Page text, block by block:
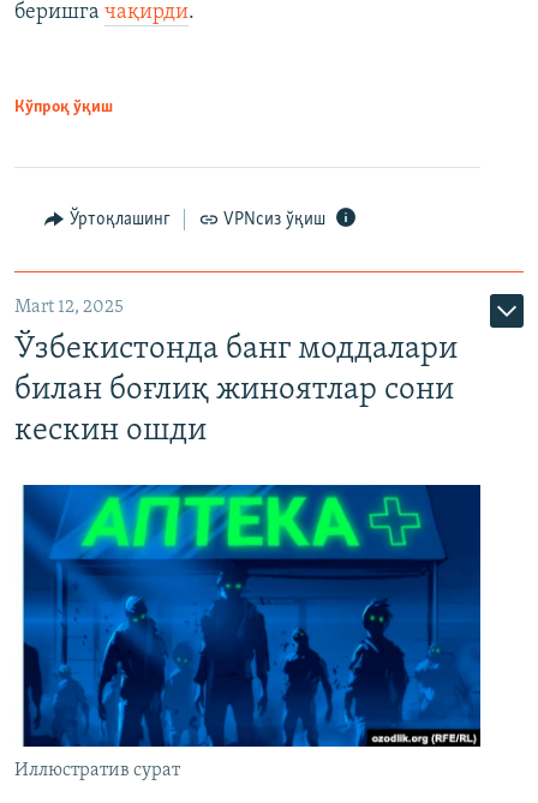
беришга чақирди.
Кўпроқ ўқиш
Ўртоқлашинг VPNсиз ўқиш
Mart 12, 2025
Ўзбекистонда банг моддалари
билан боғлиқ жиноятлар сони
кескин ошди
Иллюстратив сурат